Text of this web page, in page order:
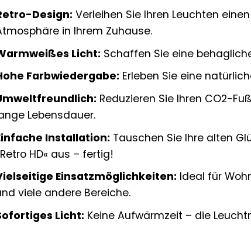
Design: Verleihen Sie Ihren Leuchten
in Ihrem Zuhause.
Licht: Schaffen Sie eine
Farbwiedergabe: Erleben Sie eine
Reduzieren Sie Ihren CO2-
Lebensdauer.
Installation: Tauschen Sie Ihre alten
HD« aus – fertig!
Einsatzmöglichkeiten: Ideal für
viele andere Bereiche.
Licht: Keine Aufwärmzeit – die